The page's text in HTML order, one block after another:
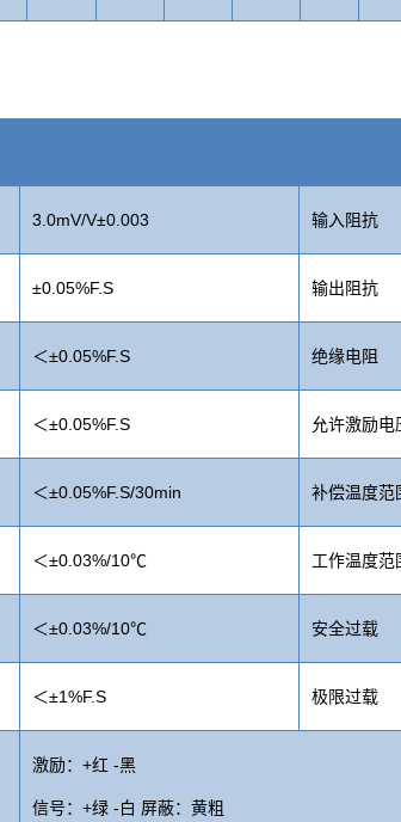
3.0mV/V±0.003 输入阻抗
±0.05%F.S 输出阻抗
＜±0.05%F.S 绝缘电阻
＜±0.05%F.S 允许激励电
＜±0.05%F.S/30min 补偿温度范
＜±0.03%/10℃ 工作温度范
＜±0.03%/10℃ 安全过载
＜±1%F.S 极限过载
激励：+红 -黑
信号：+绿 -白 屏蔽：黄粗